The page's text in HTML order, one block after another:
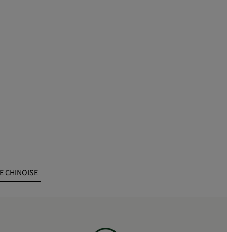
CHINOISE